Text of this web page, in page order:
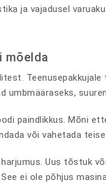
ja vajadusel
mõelda
umbmääraseks,
paindlikkus. Mõni
või vahetada
Uus tõstuk
ei ole põhjus